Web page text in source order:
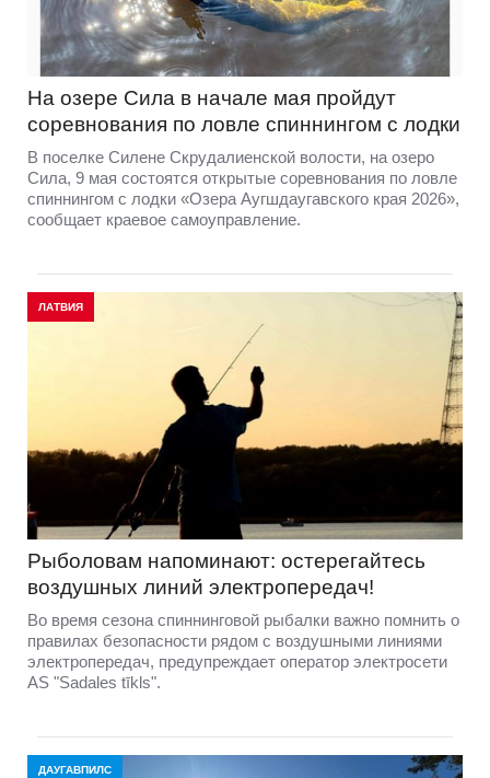
На озере Сила в начале мая пройдут
соревнования по ловле спиннингом с лодки
В поселке Силене Скрудалиенской волости, на озеро
Сила, 9 мая состоятся открытые соревнования по ловле
спиннингом с лодки «Озера Аугшдаугавского края 2026»,
сообщает краевое самоуправление.
ЛАТВИЯ
Рыболовам напоминают: остерегайтесь
воздушных линий электропередач!
Во время сезона спиннинговой рыбалки важно помнить о
правилах безопасности рядом с воздушными линиями
электропередач, предупреждает оператор электросети
AS "Sadales tīkls".
ДАУГАВПИЛС